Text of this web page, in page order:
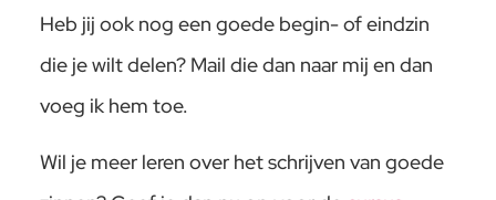
Heb jij ook nog een goede begin- of eindzin
die je wilt delen? Mail die dan naar mij en dan
voeg ik hem toe.
Wil je meer leren over het schrijven van goede